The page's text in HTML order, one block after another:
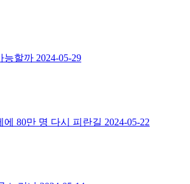
능할까 2024-05-29
80만 명 다시 피란길 2024-05-22